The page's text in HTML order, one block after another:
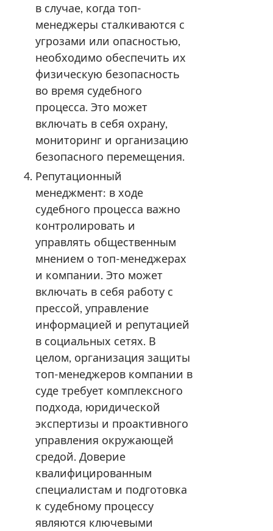
в случае, когда топ-
менеджеры сталкиваются с
угрозами или опасностью,
необходимо обеспечить их
физическую безопасность
во время судебного
процесса. Это может
включать в себя охрану,
мониторинг и организацию
безопасного перемещения.
Репутационный
менеджмент: в ходе
судебного процесса важно
контролировать и
управлять общественным
мнением о топ-менеджерах
и компании. Это может
включать в себя работу с
прессой, управление
информацией и репутацией
в социальных сетях. В
целом, организация защиты
топ-менеджеров компании в
суде требует комплексного
подхода, юридической
экспертизы и проактивного
управления окружающей
средой. Доверие
квалифицированным
специалистам и подготовка
к судебному процессу
являются ключевыми